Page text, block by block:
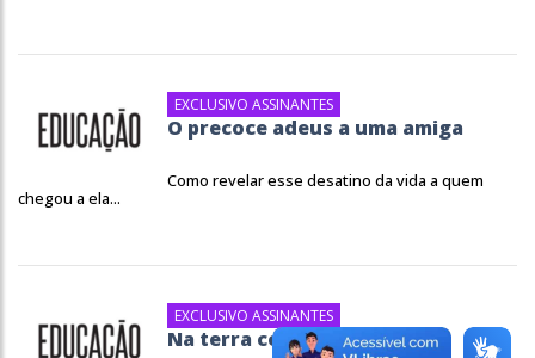
EXCLUSIVO ASSINANTES
O precoce adeus a uma amiga
Como revelar esse desatino da vida a quem
chegou a ela...
EXCLUSIVO ASSINANTES
Na terra como no céu